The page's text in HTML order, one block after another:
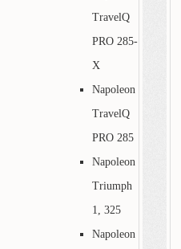
TravelQ
PRO 285-
X
Napoleon
TravelQ
PRO 285
Napoleon
Triumph
1, 325
Napoleon